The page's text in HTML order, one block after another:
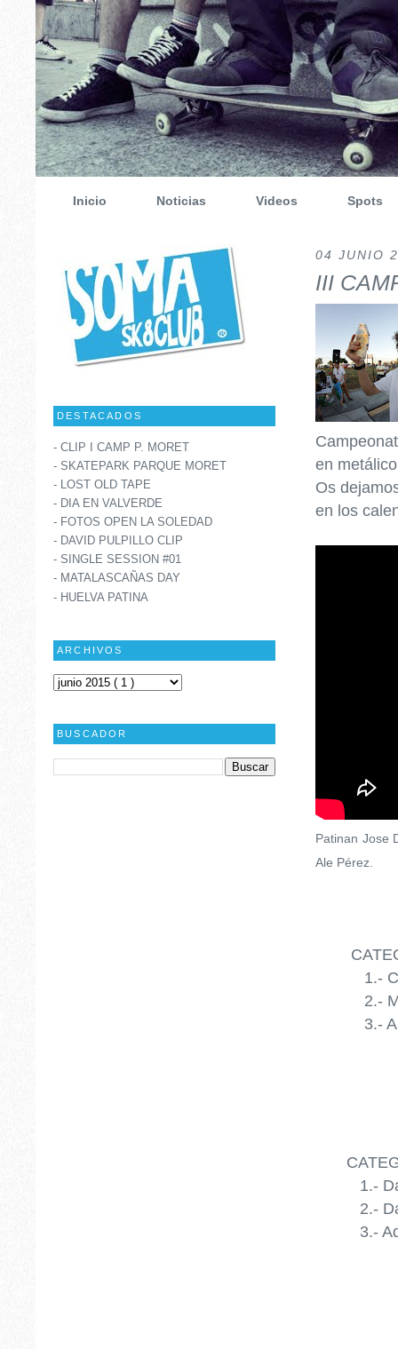
Inicio Noticias Videos Spots
04 JUNIO
III
en
Os
en los
Patinan Jose
Ale Pérez.
1.-
2.-
3.- Ale
1.-
2.-
3.-
DESTACADOS
- CLIP I CAMP P. MORET
- SKATEPARK PARQUE MORET
- LOST OLD TAPE
- DIA EN VALVERDE
- FOTOS OPEN LA SOLEDAD
- DAVID PULPILLO CLIP
- SINGLE SESSION #01
- MATALASCAÑAS DAY
- HUELVA PATINA
ARCHIVOS
BUSCADOR